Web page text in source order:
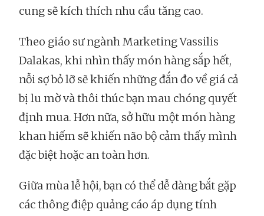
cung sẽ kích thích nhu cầu tăng cao.
Theo giáo sư ngành Marketing Vassilis
Dalakas, khi nhìn thấy món hàng sắp hết,
nỗi sợ bỏ lỡ sẽ khiến những đắn đo về giá cả
bị lu mờ và thôi thúc bạn mau chóng quyết
định mua. Hơn nữa, sở hữu một món hàng
khan hiếm sẽ khiến não bộ cảm thấy mình
đặc biệt hoặc an toàn hơn.
Giữa mùa lễ hội, bạn có thể dễ dàng bắt gặp
các thông điệp quảng cáo áp dụng tính